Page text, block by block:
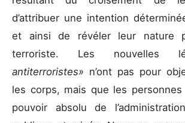
d’attribuer une intention
et ainsi de révéler leur nature
terroriste. Les nouvelles
antiterroristes» n’ont pas pour
les corps, mais que les
pouvoir absolu de